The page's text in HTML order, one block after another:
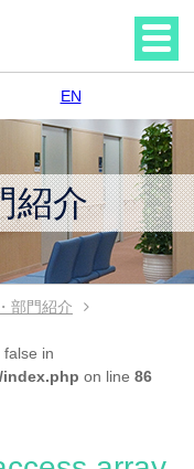
EN
紹介
部門紹介
in
on line 86